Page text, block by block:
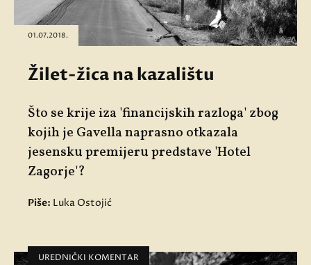
01.07.2018.
Žilet-žica na kazalištu
Što se krije iza 'financijskih razloga' zbog
kojih je Gavella naprasno otkazala
jesensku premijeru predstave 'Hotel
Zagorje'?
Piše: Luka Ostojić
UREDNIČKI KOMENTAR